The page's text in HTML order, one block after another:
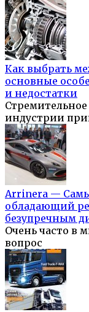
Как выбрать
основные
и недостатки
индустрии
Arrinera —
обладающий
безупречным
Очень часто в
вопрос